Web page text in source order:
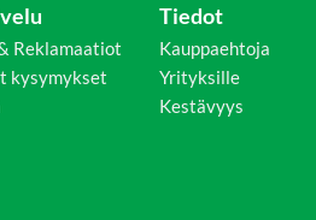
Reklamaatiot
kysymykset
Tiedot
Kauppaehtoja
Yrityksille
Kestävyys